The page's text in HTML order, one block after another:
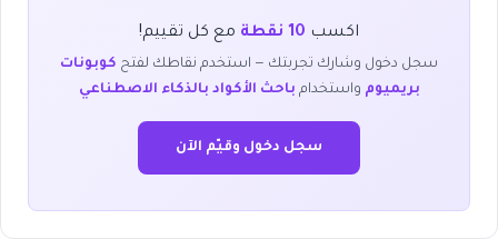
اكسب 10 نقطة مع كل تقييم!
سجل دخول وشارك تجربتك — استخدم نقاطك لفتح كوبونات
بريميوم واستخدام باحث الأكواد بالذكاء الاصطناعي
سجل دخول وقيّم الآن